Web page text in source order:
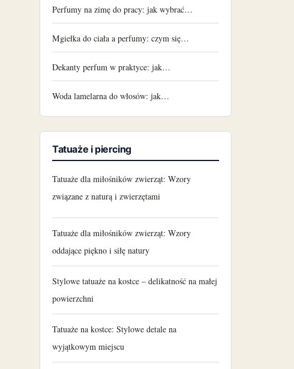
Perfumy na zimę do pracy: jak wybrać…
Mgiełka do ciała a perfumy: czym się…
Dekanty perfum w praktyce: jak…
Woda lamelarna do włosów: jak…
Tatuaże i piercing
Tatuaże dla miłośników zwierząt: Wzory
związane z naturą i zwierzętami
Tatuaże dla miłośników zwierząt: Wzory
oddające piękno i siłę natury
Stylowe tatuaże na kostce – delikatność na małej
powierzchni
Tatuaże na kostce: Stylowe detale na
wyjątkowym miejscu